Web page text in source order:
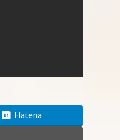
Hatena